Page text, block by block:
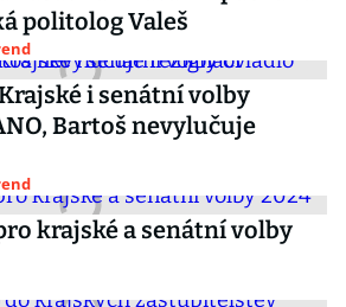
politolog Valeš
i senátní volby
Bartoš nevylučuje
krajské a senátní volby